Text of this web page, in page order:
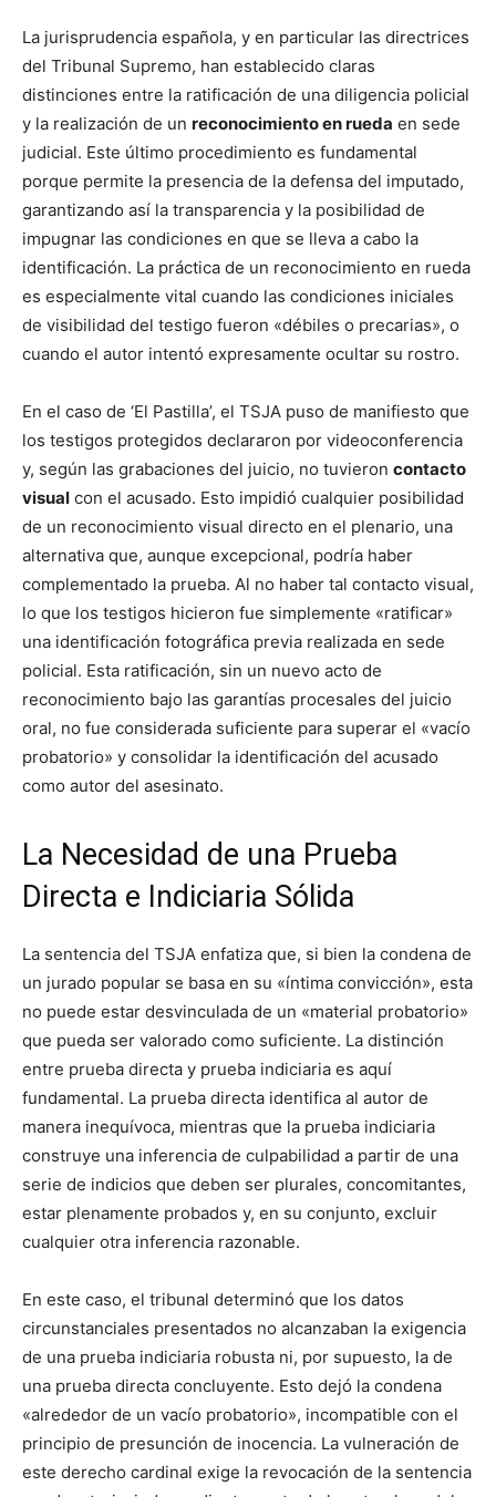
La jurisprudencia española, y en particular las directrices
del Tribunal Supremo, han establecido claras
distinciones entre la ratificación de una diligencia policial
y la realización de un reconocimiento en rueda en sede
judicial. Este último procedimiento es fundamental
porque permite la presencia de la defensa del imputado,
garantizando así la transparencia y la posibilidad de
impugnar las condiciones en que se lleva a cabo la
identificación. La práctica de un reconocimiento en rueda
es especialmente vital cuando las condiciones iniciales
de visibilidad del testigo fueron «débiles o precarias», o
cuando el autor intentó expresamente ocultar su rostro.
En el caso de ‘El Pastilla’, el TSJA puso de manifiesto que
los testigos protegidos declararon por videoconferencia
y, según las grabaciones del juicio, no tuvieron contacto
visual con el acusado. Esto impidió cualquier posibilidad
de un reconocimiento visual directo en el plenario, una
alternativa que, aunque excepcional, podría haber
complementado la prueba. Al no haber tal contacto visual,
lo que los testigos hicieron fue simplemente «ratificar»
una identificación fotográfica previa realizada en sede
policial. Esta ratificación, sin un nuevo acto de
reconocimiento bajo las garantías procesales del juicio
oral, no fue considerada suficiente para superar el «vacío
probatorio» y consolidar la identificación del acusado
como autor del asesinato.
La Necesidad de una Prueba
Directa e Indiciaria Sólida
La sentencia del TSJA enfatiza que, si bien la condena de
un jurado popular se basa en su «íntima convicción», esta
no puede estar desvinculada de un «material probatorio»
que pueda ser valorado como suficiente. La distinción
entre prueba directa y prueba indiciaria es aquí
fundamental. La prueba directa identifica al autor de
manera inequívoca, mientras que la prueba indiciaria
construye una inferencia de culpabilidad a partir de una
serie de indicios que deben ser plurales, concomitantes,
estar plenamente probados y, en su conjunto, excluir
cualquier otra inferencia razonable.
En este caso, el tribunal determinó que los datos
circunstanciales presentados no alcanzaban la exigencia
de una prueba indiciaria robusta ni, por supuesto, la de
una prueba directa concluyente. Esto dejó la condena
«alrededor de un vacío probatorio», incompatible con el
principio de presunción de inocencia. La vulneración de
este derecho cardinal exige la revocación de la sentencia